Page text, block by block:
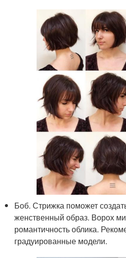
Боб. Стрижка поможет
женственный образ. Ворох
романтичность облика.
градуированные модели.